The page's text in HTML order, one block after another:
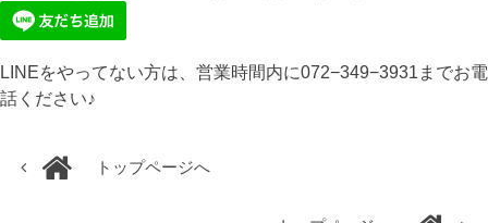
LINEをやってない方は、営業時間内に072−349−3931までお電
話ください♪
トップページへ